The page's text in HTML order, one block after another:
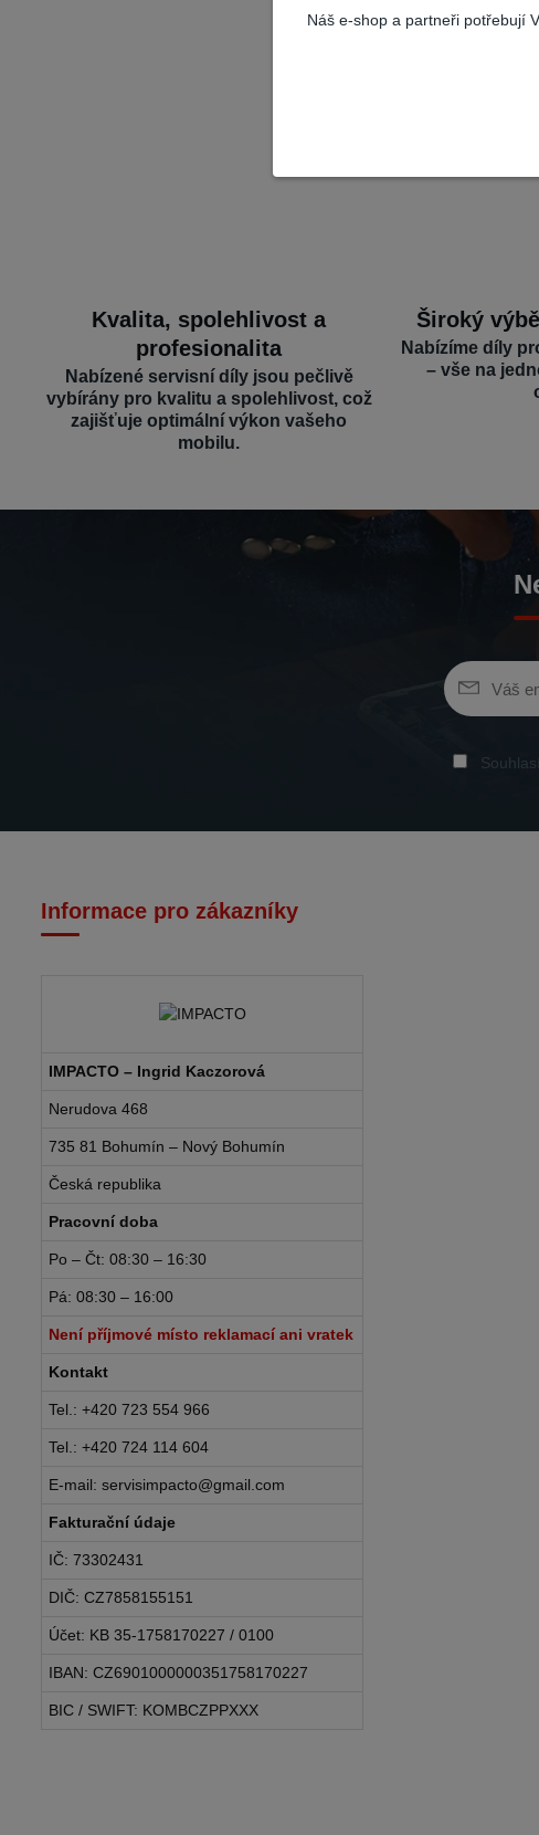
Kvalita, spolehlivost a
profesionalita
Nabízené servisní díly jsou pečlivě
vybírány pro kvalitu a spolehlivost, což
zajišťuje optimální výkon vašeho
mobilu.
Široký
Nabízíme díly
– vše na
Informace pro zákazníky
IMPACTO – Ingrid Kaczorová
Nerudova 468
735 81 Bohumín – Nový Bohumín
Česká republika
Pracovní doba
Po – Čt: 08:30 – 16:30
Pá: 08:30 – 16:00
Není příjmové místo reklamací ani vratek
Kontakt
Tel.: +420 723 554 966
Tel.: +420 724 114 604
E-mail: servisimpacto@gmail.com
Fakturační údaje
IČ: 73302431
DIČ: CZ7858155151
Účet: KB 35-1758170227 / 0100
IBAN: CZ6901000000351758170227
BIC / SWIFT: KOMBCZPPXXX
Náš e-shop a partneři potřebují